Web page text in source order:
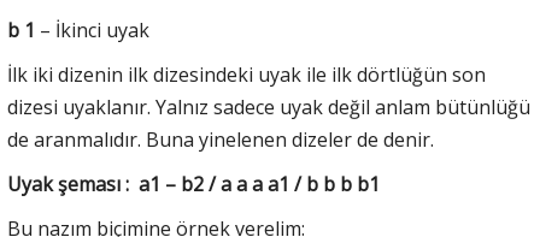
b 1 – İkinci uyak
İlk iki dizenin ilk dizesindeki uyak ile ilk dörtlüğün son
dizesi uyaklanır. Yalnız sadece uyak değil anlam bütünlüğü
de aranmalıdır. Buna yinelenen dizeler de denir.
Uyak şeması : a1 – b2 / a a a a1 / b b b b1
Bu nazım biçimine örnek verelim: